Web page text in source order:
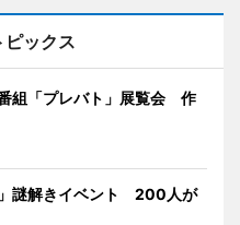
ックス
組「プレバト」展覧会 作
謎解きイベント 200人が